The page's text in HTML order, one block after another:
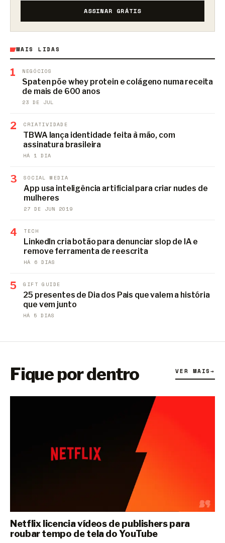
ASSINAR GRÁTIS
MAIS LIDAS
1 NEGÓCIOS
Spaten põe whey protein e colágeno numa receita
de mais de 600 anos
23 DE JUL
2 CRIATIVIDADE
TBWA lança identidade feita à mão, com
assinatura brasileira
HÁ 1 DIA
3 SOCIAL MEDIA
App usa inteligência artificial para criar nudes de
mulheres
27 DE JUN 2019
4 TECH
LinkedIn cria botão para denunciar slop de IA e
remove ferramenta de reescrita
HÁ 6 DIAS
5 GIFT GUIDE
25 presentes de Dia dos Pais que valem a história
que vem junto
HÁ 5 DIAS
Fique por dentro VER MAIS→
Netflix licencia vídeos de publishers para
roubar tempo de tela do YouTube